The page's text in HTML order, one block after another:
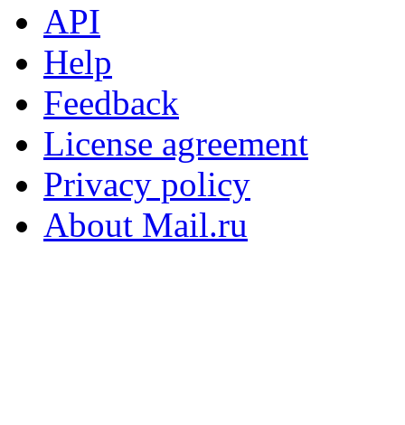
API
Help
Feedback
License agreement
Privacy policy
About Mail.ru